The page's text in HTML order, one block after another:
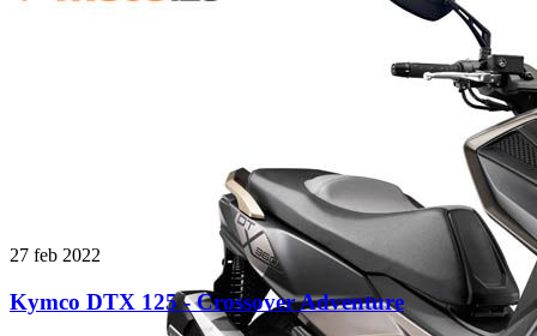
27 feb 2022
Kymco DTX 125 - Crossover Adventure